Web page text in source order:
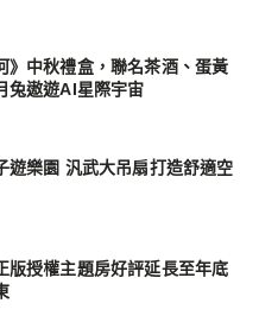
》中秋禮盒，聯名茶酒、蛋黃
兔遨遊AI星際宇宙
遊樂園 汎武大吊扇打造舒適空
版授權主題房好評延長至年底